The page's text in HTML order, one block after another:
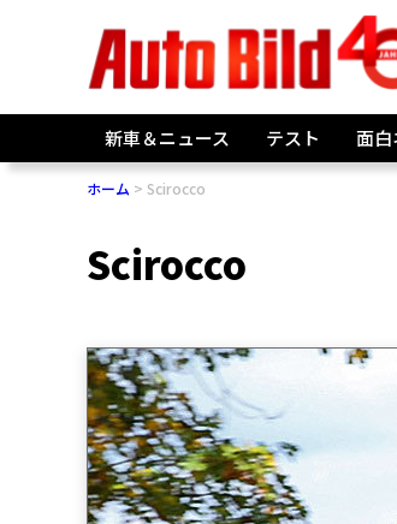
新車＆ニュース テスト 面白
ホーム Scirocco
Scirocco